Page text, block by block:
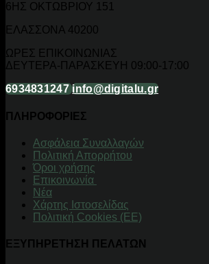
6ΗΣ ΟΚΤΩΒΡΙΟΥ 151
ΕΛΑΣΣΟΝΑ 40200
ΩΡΕΣ ΕΠΙΚΟΙΝΩΝΙΑΣ
ΔΕΥΤΕΡΑ-ΠΑΡΑΣΚΕΥΗ 09:00-17:00
6934831247 info@digitalu.gr
ΠΛΗΡΟΦΟΡΙΕΣ
Aσφάλεια Συναλλαγών
Πολιτική Απορρήτου
Όροι χρήσης
Επικοινωνία
Νέα
Χάρτης Ιστοσελίδας
Πολιτική Cookies (ΕΕ)
ΕΞΥΠΗΡΕΤΗΣΗ ΠΕΛΑΤΩΝ